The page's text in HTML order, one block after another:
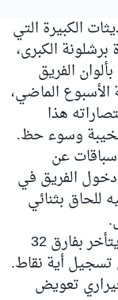
الكبيرة التي
الكبرى،
الفريق
الأسبوع الماضي،
هذا
وسوء حظ.
عن
الفريق في
للحاق بثنائي
وخرج هاميلتون من سباق موطنه وهو يتأخر بفارق 32
أية نقاط.
تعويض